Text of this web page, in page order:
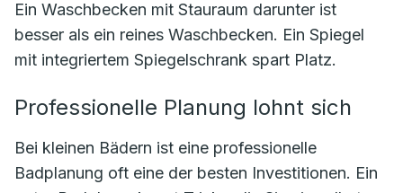
Ein Waschbecken mit Stauraum darunter ist
besser als ein reines Waschbecken. Ein Spiegel
mit integriertem Spiegelschrank spart Platz.
Professionelle Planung lohnt sich
Bei kleinen Bädern ist eine professionelle
Badplanung oft eine der besten Investitionen. Ein